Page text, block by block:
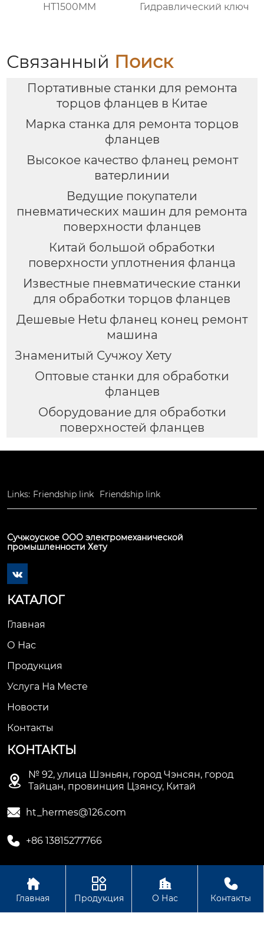
HT1500MM Гидравлический ключ
Связанный Поиск
Портативные станки для ремонта
торцов фланцев в Китае
Марка станка для ремонта торцов
фланцев
Высокое качество фланец ремонт
ватерлинии
Ведущие покупатели
пневматических машин для ремонта
поверхности фланцев
Китай большой обработки
поверхности уплотнения фланца
Известные пневматические станки
для обработки торцов фланцев
Дешевые Hetu фланец конец ремонт
машина
Знаменитый Сучжоу Хету
Оптовые станки для обработки
фланцев
Оборудование для обработки
поверхностей фланцев
Links: Friendship link Friendship link
Сучжоуское ООО электромеханической
промышленности Хету

КАТАЛОГ
Главная
О Нас
Продукция
Услуга На Месте
Новости
Контакты
КОНТАКТЫ

№ 92, улица Шэньян, город Чэнсян, город
Тайцан, провинция Цзянсу, Китай
 ht_hermes@126.com
 +86 13815277766
Авторское право © Сучжоуское ООО
электромеханической промышленности Хету

Главная

Продукция

О Нас

Контакты